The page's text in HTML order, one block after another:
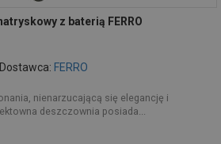
z baterią FERRO
Dostawca: FERRO
nienarzucającą się elegancję i
deszczownia posiada...